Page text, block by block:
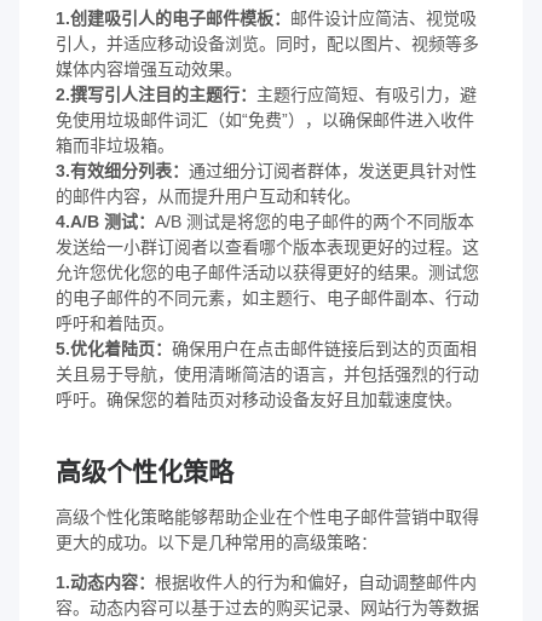
1.创建吸引人的电子邮件模板： 邮件设计应简洁、视觉吸
引人，并适应移动设备浏览。同时，配以图片、视频等多
媒体内容增强互动效果。
2.撰写引人注目的主题行： 主题行应简短、有吸引力，避
免使用垃圾邮件词汇（如“免费”），以确保邮件进入收件
箱而非垃圾箱。
3.有效细分列表： 通过细分订阅者群体，发送更具针对性
的邮件内容，从而提升用户互动和转化。
4.A/B 测试： A/B 测试是将您的电子邮件的两个不同版本
发送给一小群订阅者以查看哪个版本表现更好的过程。这
允许您优化您的电子邮件活动以获得更好的结果。测试您
的电子邮件的不同元素，如主题行、电子邮件副本、行动
呼吁和着陆页。
5.优化着陆页： 确保用户在点击邮件链接后到达的页面相
关且易于导航，使用清晰简洁的语言，并包括强烈的行动
呼吁。确保您的着陆页对移动设备友好且加载速度快。
高级个性化策略
高级个性化策略能够帮助企业在个性电子邮件营销中取得
更大的成功。以下是几种常用的高级策略：
1.动态内容： 根据收件人的行为和偏好，自动调整邮件内
容。动态内容可以基于过去的购买记录、网站行为等数据